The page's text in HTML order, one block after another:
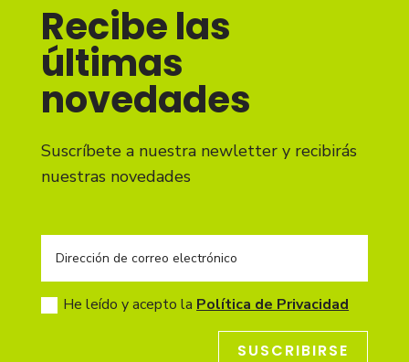
Recibe las
últimas
novedades
Suscríbete a nuestra newletter y recibirás
nuestras novedades
He leído y acepto la Política de Privacidad
SUSCRIBIRSE